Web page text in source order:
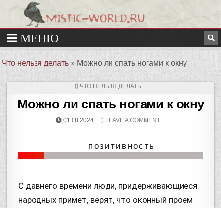
Что нельзя делать » Можно ли спать ногами к окну
ЧТО НЕЛЬЗЯ ДЕЛАТЬ
Можно ли спать ногами к окну
01.08.2024 LEAVE A COMMENT
позитивность
С давнего времени люди, придерживающиеся
народных примет, верят, что оконный проем